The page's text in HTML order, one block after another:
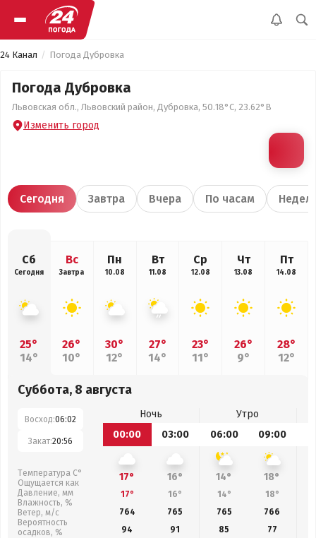
24 Канал Погода Дубровка
Погода Дубровка
Львовская обл., Львовский район, Дубровка, 50.18°С, 23.62°В
Изменить город
Сегодня Завтра Вчера По часам
Сб
Сегодня
25°
14°
Вс
Завтра
26°
10°
Пн
10.08
30°
12°
Вт
11.08
27°
14°
Ср
12.08
23°
11°
Чт
13.08
26°
9°
Пт
14.08
28°
12°
Суббота, 8 августа
Восход:06:02
Закат:20:56
Температура С°
Ощущается как
Давление, мм
Влажность, %
Ветер, м/с
Вероятность
осадков, %
Ночь
Утро
00:00
03:00 06:00 09:00
17° 16° 14° 18°
17° 16° 14° 18°
764
765 765 766
94
91 85 77